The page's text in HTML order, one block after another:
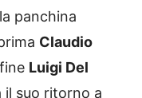
panchina
Claudio
Luigi Del
il suo ritorno a